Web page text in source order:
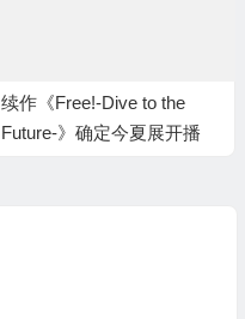
续作《Free!-Dive to the
Future-》确定今夏展开播